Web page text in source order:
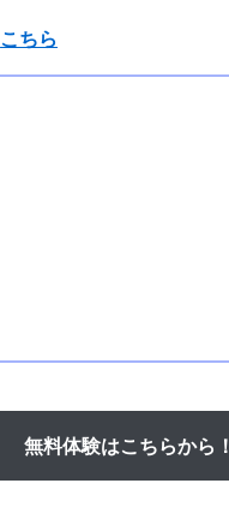
こちら
無料体験はこちらから！